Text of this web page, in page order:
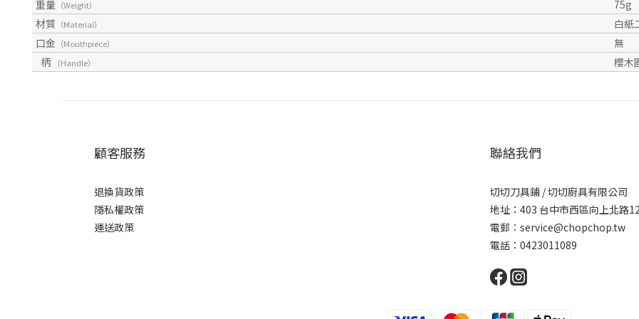
重量 （Weight）
75g
材質 （Material）
白紙
口金 （Mouthpiece）
無
柄 (Handle） 櫻木
顧客服務
退換貨政策
隱私權政策
運送政策
聯絡我們
切切刀具鋪 / 切切廚具有限公司
地址：403 台中市西區向上北路
電郵：service@chopchop.tw
電話：0423011089